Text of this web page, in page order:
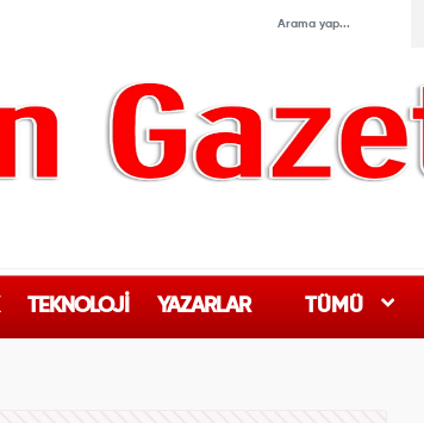
TEKNOLOJİ YAZARLAR TÜMÜ